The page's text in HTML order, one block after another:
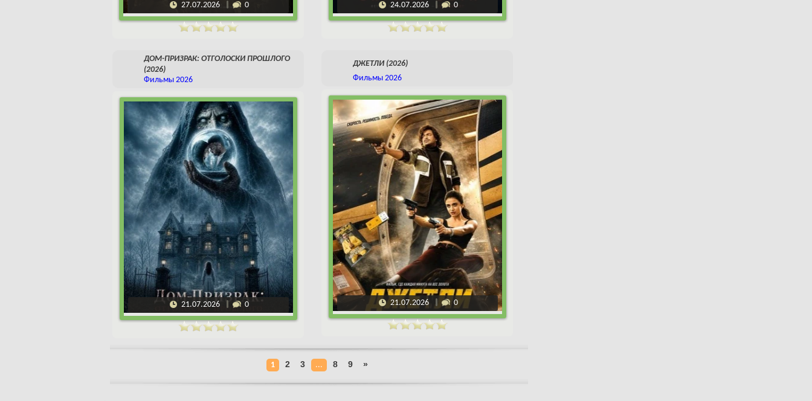
27.07.2026 0 24.07.2026 0
ДОМ-ПРИЗРАК: ОТГОЛОСКИ ПРОШЛОГО
(2026)
Фильмы 2026
21.07.2026 0
ДЖЕТЛИ (2026)
Фильмы 2026
21.07.2026 0
1 2 3 ... 8 9 »